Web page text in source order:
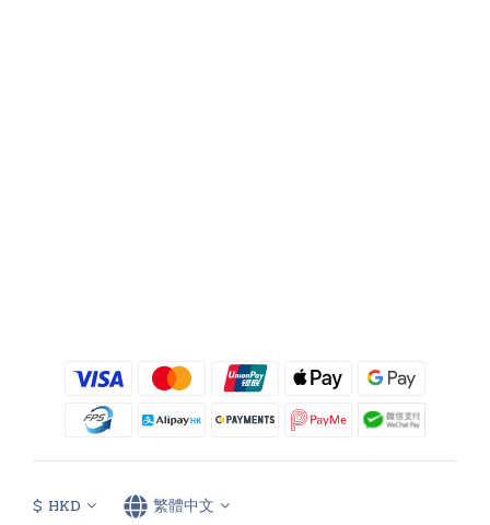
$ HKD 繁體中文